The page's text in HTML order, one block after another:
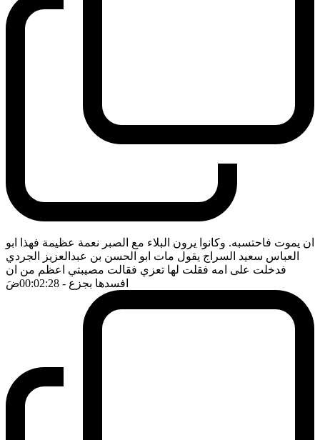
ان يموت فاحتسبه. وكانوا يرون البلاء مع الصبر نعمة عظيمة فهذا ابو
العباس سعيد السراج يقول مات ابو الحسن بن عبدالعزيز الجردي
فدخلت على امه فقلت لها تعزي فقالت مصيبتي اعظم من ان
افسدها بجزع - 00:02:28 ضَ